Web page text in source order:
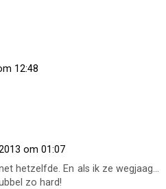
12:48
om 01:07
hetzelfde. En als ik ze wegjaag...
zo hard!